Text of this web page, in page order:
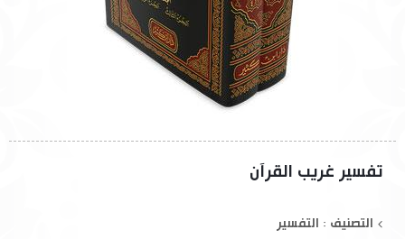
تفسير غريب القرآن
التصنيف : التفسير